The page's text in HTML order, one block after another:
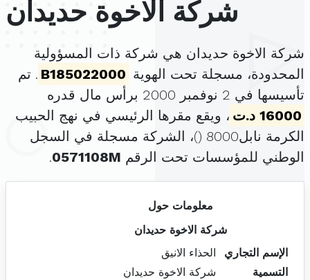
شركة الاخوة حديدان
شركة الاخوة حديدان هي شركة ذات المسؤولية
المحدودة، مسجلة تحت الهوية B185022000 . تم
تأسيسها في 2 نوفمبر 2000 برأس مال قدره
16000 د.ت
، ويقع مقرها الرئيسي في نهج الحبيب
الكرمة نابل8000 (
)، الشركة مسجلة في السجل
الوطني للمؤسسات تحت الرقم 0571108M
.
معلومات حول
شركة الاخوة حديدان
الإسم التجاري
الحذاء الانيق
التسمية
شركة الاخوة حديدان